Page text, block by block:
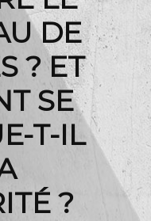
DE
? ET
SE
T-IL
?